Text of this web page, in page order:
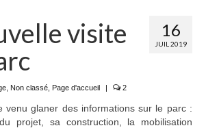
16
JUIL 2019
visite
Non classé Page d'accueil | 2
venu glaner des informations sur le parc :
projet, sa construction, la mobilisation